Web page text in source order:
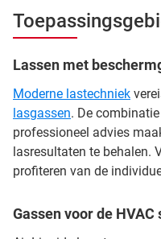
Lassen met
Moderne lastechniek
lasgassen. De
professioneel advies
lasresultaten te behalen.
profiteren van de
Gassen voor de HVAC